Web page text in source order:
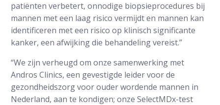
patiënten verbetert, onnodige biopsieprocedures bij
mannen met een laag risico vermijdt en mannen kan
identificeren met een risico op klinisch significante
kanker, een afwijking die behandeling vereist.”
“We zijn verheugd om onze samenwerking met
Andros Clinics, een gevestigde leider voor de
gezondheidszorg voor ouder wordende mannen in
Nederland, aan te kondigen; onze SelectMDx-test